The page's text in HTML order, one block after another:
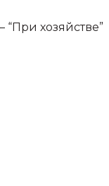
хозяйстве”